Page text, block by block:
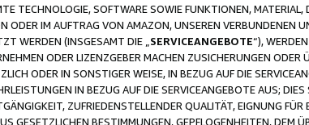
TECHNOLOGIE, SOFTWARE SOWIE FUNKTIONEN,
ODER IM AUFTRAG VON AMAZON, UNSEREN VERBUNDENEN
WERDEN (INSGESAMT DIE „ SERVICEANGEBOTE“),
ODER LIZENZGEBER MACHEN ZUSICHERUNGEN
ODER IN SONSTIGER WEISE, IN BEZUG AUF DIE
IN BEZUG AUF DIE SERVICEANGEBOTE AUS;
ZUFRIEDENSTELLENDER QUALITÄT, EIGNUNG
GESETZLICHEN BESTIMMUNGEN, GEPFLOGENHEITEN, DEM